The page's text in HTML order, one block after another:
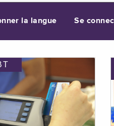
la langue Se